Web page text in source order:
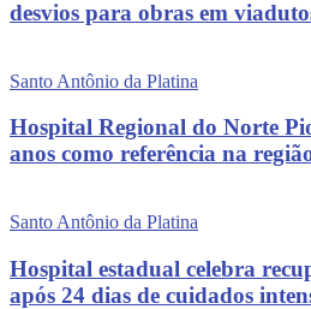
desvios para obras em
Santo Antônio da Platina
Hospital Regional do Norte
anos como referência na
Santo Antônio da Platina
Hospital estadual celebra
após 24 dias de cuidados